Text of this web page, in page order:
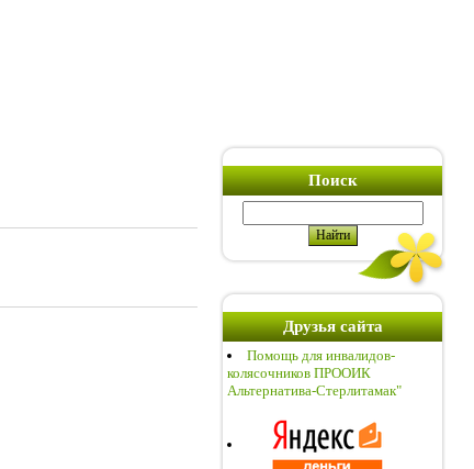
Поиск
Друзья сайта
Помощь для инвалидов-
колясочников ПРООИК
Альтернатива-Стерлитамак"